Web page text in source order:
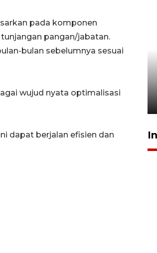
pada komponen
pangan/jabatan.
bulan sebelumnya sesuai
wujud nyata optimalisasi
dapat berjalan efisien dan
nyatakan analisis laporan
- VIDEO